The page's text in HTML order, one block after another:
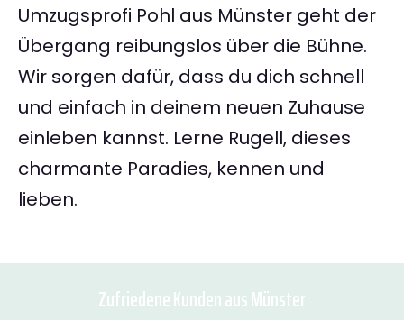
Umzugsprofi Pohl aus Münster geht der
Übergang reibungslos über die Bühne.
Wir sorgen dafür, dass du dich schnell
und einfach in deinem neuen Zuhause
einleben kannst. Lerne Rugell, dieses
charmante Paradies, kennen und
lieben.
Zufriedene Kunden aus Münster